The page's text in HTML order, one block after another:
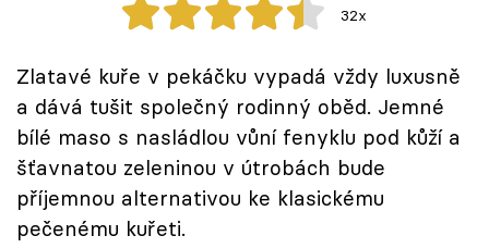
Těhotnej kuchař
Sledujte prima+
Přihlášení
Sledujte nás
32x
Zlatavé kuře v pekáčku vypadá vždy luxusně
a dává tušit společný rodinný oběd. Jemné
bílé maso s nasládlou vůní fenyklu pod kůží a
šťavnatou zeleninou v útrobách bude
příjemnou alternativou ke klasickému
pečenému kuřeti.